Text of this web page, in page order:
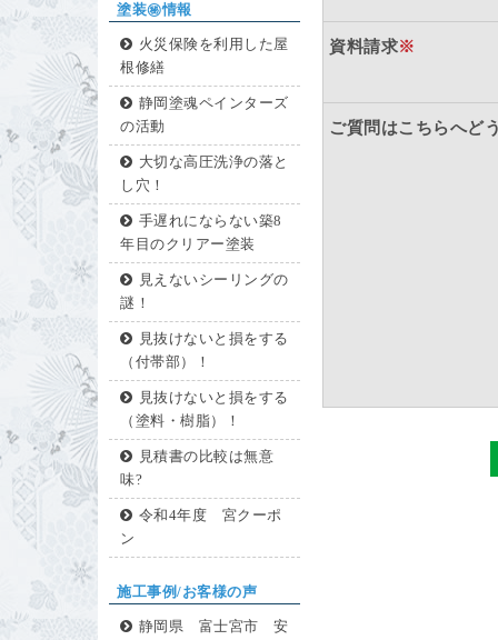
塗装㊙情報
火災保険を利用した屋
根修繕
静岡塗魂ペインターズ
の活動
大切な高圧洗浄の落と
し穴！
手遅れにならない築8
年目のクリアー塗装
見えないシーリングの
謎！
見抜けないと損をする
（付帯部）！
見抜けないと損をする
（塗料・樹脂）！
見積書の比較は無意
味?
令和4年度 宮クーポ
ン
施工事例/お客様の声
静岡県 富士宮市 安
資料請求※
ご質問はこちらへど